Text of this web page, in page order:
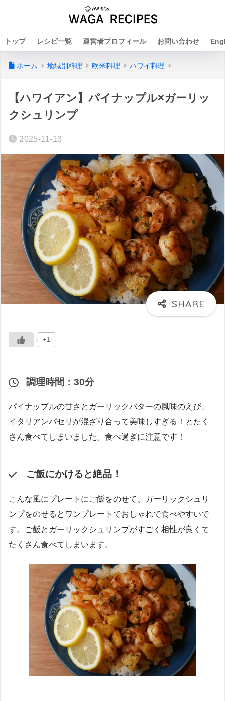
トップ レシピ一覧 運営者プロフィール お問い合わせ
ホーム 地域別料理 欧米料理 ハワイ料理
【ハワイアン】パイナップル×ガーリッ
クシュリンプ
2025-11-13
+1
調理時間：30分
パイナップルの甘さとガーリックバターの風味のえび、
イタリアンパセリが混ざり合って美味しすぎる！とたく
さん食べてしまいました。食べ過ぎに注意です！
ご飯にかけると絶品！
こんな風にプレートにご飯をのせて、ガーリックシュリ
ンプをのせるとワンプレートでおしゃれで食べやすいで
す。ご飯とガーリックシュリンプがすごく相性が良くて
たくさん食べてしまいます。